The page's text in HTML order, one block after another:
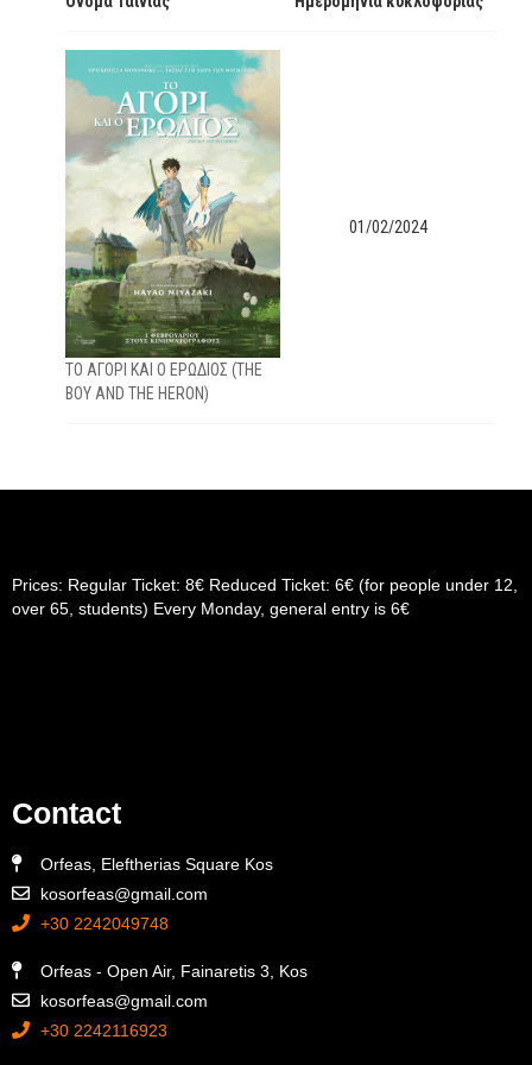
ΤΟ ΑΓΟΡΙ ΚΑΙ Ο ΕΡΩΔΙΟΣ (THE
BOY AND THE HERON)
01/02/2024
Prices: Regular Ticket: 8€ Reduced Ticket: 6€ (for people under 12,
over 65, students) Every Monday, general entry is 6€
Contact
Orfeas, Eleftherias Square Kos
kosorfeas@gmail.com
+30 2242049748
Orfeas - Open Air, Fainaretis 3, Kos
kosorfeas@gmail.com
+30 2242116923